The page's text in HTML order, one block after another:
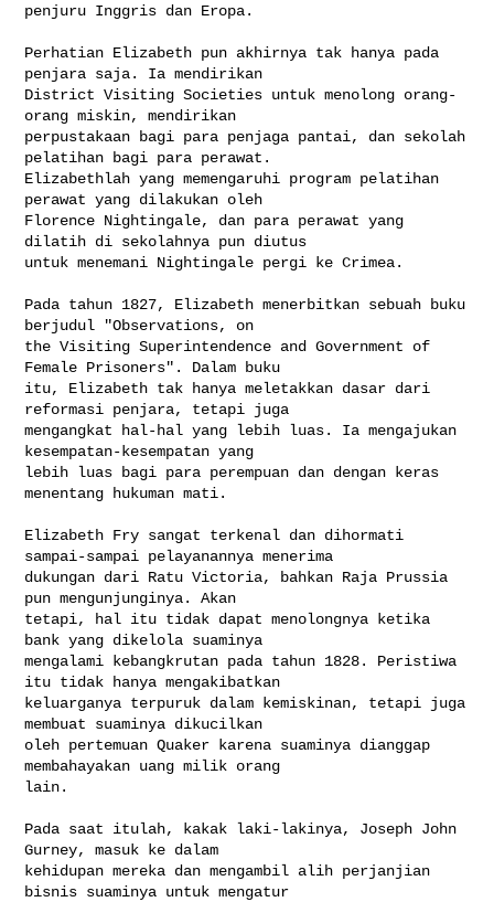
penjuru Inggris dan Eropa.
Perhatian Elizabeth pun akhirnya tak hanya pada
penjara saja. Ia mendirikan
District Visiting Societies untuk menolong orang-
orang miskin, mendirikan
perpustakaan bagi para penjaga pantai, dan sekolah
pelatihan bagi para perawat.
Elizabethlah yang memengaruhi program pelatihan
perawat yang dilakukan oleh
Florence Nightingale, dan para perawat yang
dilatih di sekolahnya pun diutus
untuk menemani Nightingale pergi ke Crimea.
Pada tahun 1827, Elizabeth menerbitkan sebuah buku
berjudul "Observations, on
the Visiting Superintendence and Government of
Female Prisoners". Dalam buku
itu, Elizabeth tak hanya meletakkan dasar dari
reformasi penjara, tetapi juga
mengangkat hal-hal yang lebih luas. Ia mengajukan
kesempatan-kesempatan yang
lebih luas bagi para perempuan dan dengan keras
menentang hukuman mati.
Elizabeth Fry sangat terkenal dan dihormati
sampai-sampai pelayanannya menerima
dukungan dari Ratu Victoria, bahkan Raja Prussia
pun mengunjunginya. Akan
tetapi, hal itu tidak dapat menolongnya ketika
bank yang dikelola suaminya
mengalami kebangkrutan pada tahun 1828. Peristiwa
itu tidak hanya mengakibatkan
keluarganya terpuruk dalam kemiskinan, tetapi juga
membuat suaminya dikucilkan
oleh pertemuan Quaker karena suaminya dianggap
membahayakan uang milik orang
lain.
Pada saat itulah, kakak laki-lakinya, Joseph John
Gurney, masuk ke dalam
kehidupan mereka dan mengambil alih perjanjian
bisnis suaminya untuk mengatur